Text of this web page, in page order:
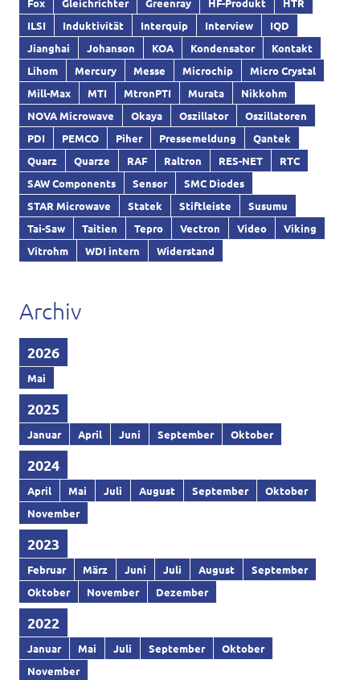
ILSI
Induktivität Interquip Interview
IQD
Jianghai
Johanson KOA Kondensator
Kontakt
Lihom
Mercury Messe Microchip
Micro Crystal
Mill-Max
MTI MtronPTI Murata
Nikkohm
NOVA Microwave
Okaya Oszillator
Oszillatoren
PDI
PEMCO Piher Pressemeldung
Qantek
Quarz
Quarze RAF Raltron RES-NET
RTC
SAW Components
Sensor
SMC Diodes
STAR Microwave
Statek Stiftleiste
Susumu
Tai-Saw
Taitien Tepro Vectron Video
Viking
Vitrohm
WDI intern Widerstand
Archiv
2026
Mai
2025
Januar April Juni September Oktober
2024
April Mai Juli August September
Oktober
November
2023
Februar März Juni Juli August
September
Oktober
November Dezember
2022
Januar Mai Juli September
Oktober
November